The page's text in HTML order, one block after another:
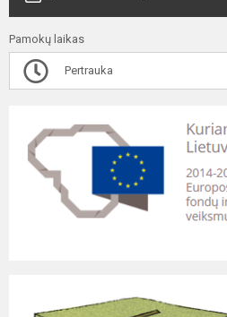
Pamokų laikas
Pertrauka